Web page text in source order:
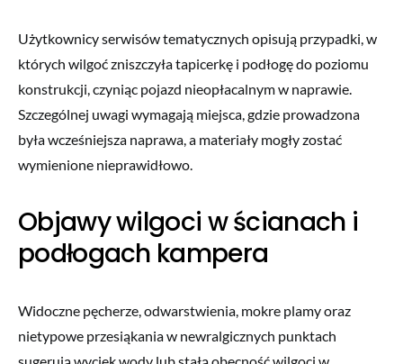
Użytkownicy serwisów tematycznych opisują przypadki, w
których wilgoć zniszczyła tapicerkę i podłogę do poziomu
konstrukcji, czyniąc pojazd nieopłacalnym w naprawie.
Szczególnej uwagi wymagają miejsca, gdzie prowadzona
była wcześniejsza naprawa, a materiały mogły zostać
wymienione nieprawidłowo.
Objawy wilgoci w ścianach i
podłogach kampera
Widoczne pęcherze, odwarstwienia, mokre plamy oraz
nietypowe przesiąkania w newralgicznych punktach